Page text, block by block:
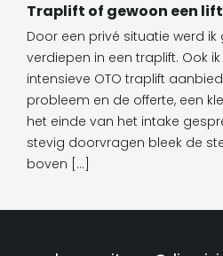
Traplift of gewoon een lift
Door een privé situatie werd
verdiepen in een traplift. Ook
intensieve OTO traplift
probleem en de offerte, een
het einde van het intake
stevig doorvragen bleek de
boven […]